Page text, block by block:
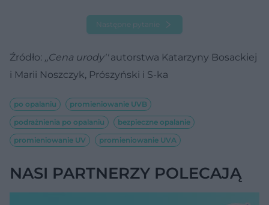
Następne pytanie
Źródło: ,,Cena urody''autorstwa Katarzyny Bosackiej
i Marii Noszczyk, Prószyński i S-ka
po opalaniu
promieniowanie UVB
podrażnienia po opalaniu
bezpieczne opalanie
promieniowanie UV
promieniowanie UVA
NASI PARTNERZY POLECAJĄ